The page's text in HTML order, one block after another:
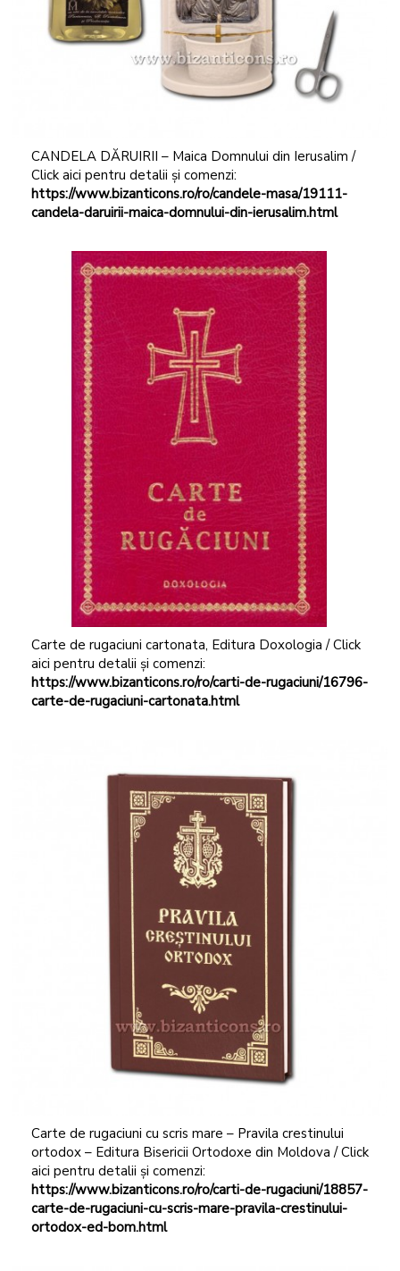
CANDELA DĂRUIRII – Maica Domnului din Ierusalim /
Click aici pentru detalii și comenzi:
https://www.bizanticons.ro/ro/candele-masa/19111-
candela-daruirii-maica-domnului-din-ierusalim.html
Carte de rugaciuni cartonata, Editura Doxologia / Click
aici pentru detalii și comenzi:
https://www.bizanticons.ro/ro/carti-de-rugaciuni/16796-
carte-de-rugaciuni-cartonata.html
Carte de rugaciuni cu scris mare – Pravila crestinului
ortodox – Editura Bisericii Ortodoxe din Moldova / Click
aici pentru detalii și comenzi:
https://www.bizanticons.ro/ro/carti-de-rugaciuni/18857-
carte-de-rugaciuni-cu-scris-mare-pravila-crestinului-
ortodox-ed-bom.html